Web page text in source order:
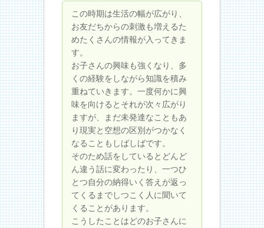
この時期は生活の幅が広がり、
お友だちからの刺激も増えるた
めたくさんの情報が入ってきま
す。
お子さんの興味も強くなり、多
くの経験をしながら知識を積み
重ねていきます。一度何かに興
味を向けるとそれが次々広がり
ますが、まだ未発達なこともあ
り現実と空想の区別がつかなく
なることもしばしばです。
そのため話をしているとどんど
ん違う話に変わったり、一つひ
とつ自分の納得いく答えが返っ
てくるまでしつこく人に聞いて
くることがあります。
こうしたことはどのお子さんに